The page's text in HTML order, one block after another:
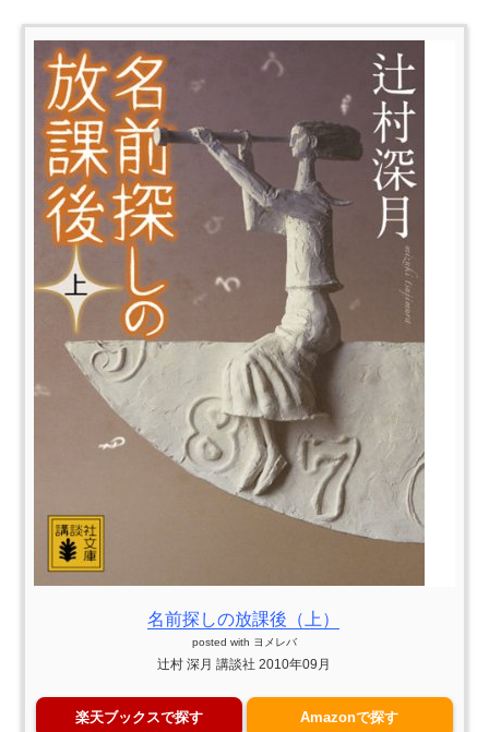
名前探しの放課後（上）
posted with ヨメレバ
辻村 深月 講談社 2010年09月
楽天ブックスで探す Amazonで探す